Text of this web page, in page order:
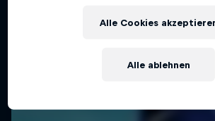
Alle ablehnen
Alle Cookies